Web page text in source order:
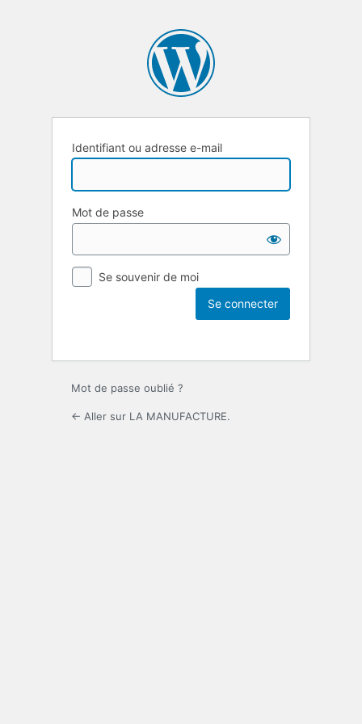
Identifiant ou adresse e-mail
Mot de passe
Se souvenir de moi
Mot de passe oublié ?
← Aller sur LA MANUFACTURE.